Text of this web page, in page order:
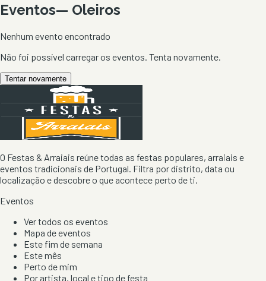
Eventos— Oleiros
Nenhum evento encontrado
Não foi possível carregar os eventos. Tenta novamente.
Tentar novamente
O Festas & Arraiais reúne todas as festas populares, arraiais e
eventos tradicionais de Portugal. Filtra por distrito, data ou
localização e descobre o que acontece perto de ti.
Eventos
Ver todos os eventos
Mapa de eventos
Este fim de semana
Este mês
Perto de mim
Por artista, local e tipo de festa